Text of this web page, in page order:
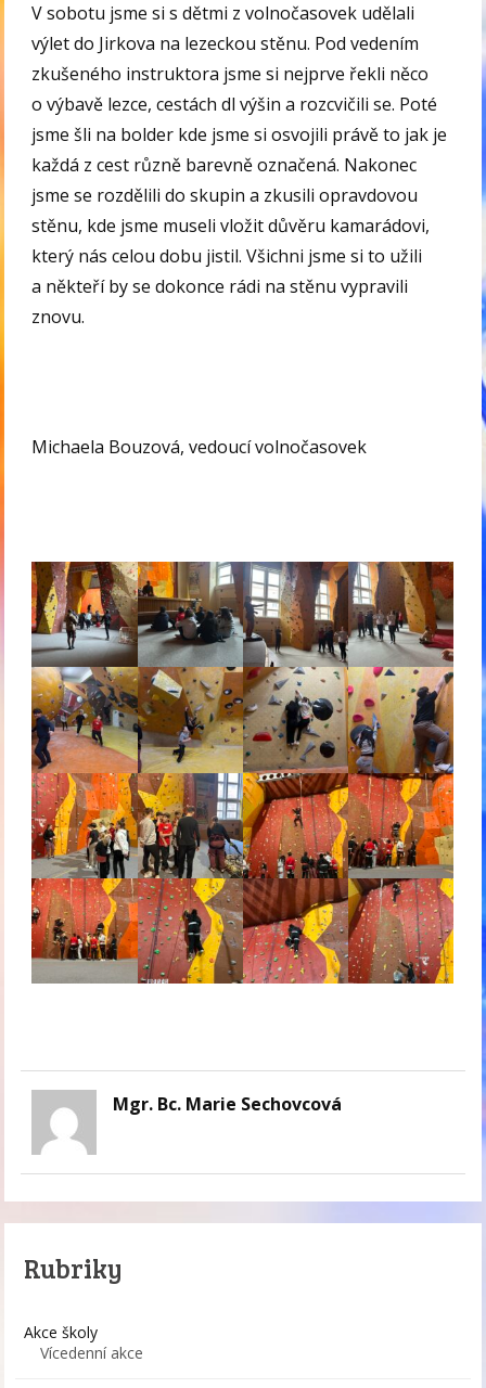
V sobotu jsme si s dětmi z volnočasovek udělali
výlet do Jirkova na lezeckou stěnu. Pod vedením
zkušeného instruktora jsme si nejprve řekli něco
o výbavě lezce, cestách dl výšin a rozcvičili se. Poté
jsme šli na bolder kde jsme si osvojili právě to jak je
každá z cest různě barevně označená. Nakonec
jsme se rozdělili do skupin a zkusili opravdovou
stěnu, kde jsme museli vložit důvěru kamarádovi,
který nás celou dobu jistil. Všichni jsme si to užili
a někteří by se dokonce rádi na stěnu vypravili
znovu.
Michaela Bouzová, vedoucí volnočasovek
Mgr. Bc. Marie Sechovcová
Rubriky
Akce školy
Vícedenní akce